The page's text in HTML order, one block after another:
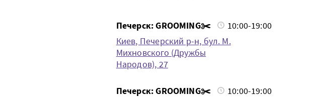
Печерск: GROOMING✂️
10:00-19:00
Киев, Печерский р-н, бул. М.
Михновского (Дружбы
Народов), 27
Печерск: GROOMING✂️
10:00-19:00